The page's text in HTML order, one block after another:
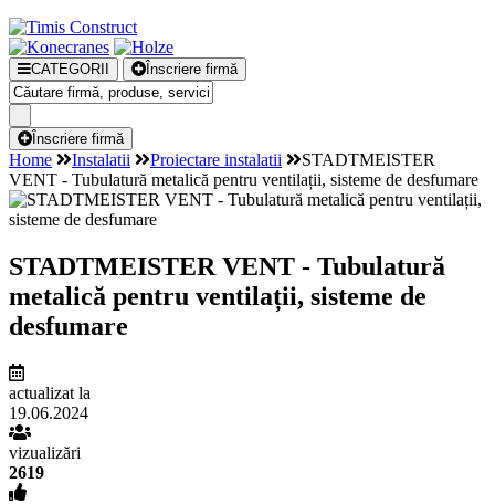
CATEGORII Înscriere firmă
Înscriere firmă
Home Instalatii Proiectare instalatii
STADTMEISTER
VENT - Tubulatură metalică pentru ventilații, sisteme de desfumare
STADTMEISTER VENT - Tubulatură
metalică pentru ventilații, sisteme de
desfumare
actualizat la
19.06.2024
vizualizări
2619